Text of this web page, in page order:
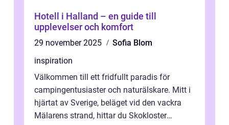
Hotell i Halland – en guide till
upplevelser och komfort
29 november 2025
Sofia Blom
inspiration
Välkommen till ett fridfullt paradis för
campingentusiaster och naturälskare. Mitt i
hjärtat av Sverige, beläget vid den vackra
Mälarens strand, hittar du Skokloster